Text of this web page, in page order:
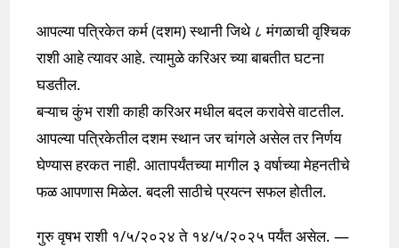
आपल्या पत्रिकेत कर्म (दशम) स्थानी जिथे ८ मंगळाची वृश्चिक
राशी आहे त्यावर आहे. त्यामुळे करिअर च्या बाबतीत घटना
घडतील.
बऱ्याच कुंभ राशी काही करिअर मधील बदल करावेसे वाटतील.
आपल्या पत्रिकेतील दशम स्थान जर चांगले असेल तर निर्णय
घेण्यास हरकत नाही. आतापर्यंतच्या मागील ३ वर्षाच्या मेहनतीचे
फळ आपणास मिळेल. बदली साठीचे प्रयत्न सफल होतील.
गुरु वृषभ राशी १/५/२०२४ ते १४/५/२०२५ पर्यंत असेल. —